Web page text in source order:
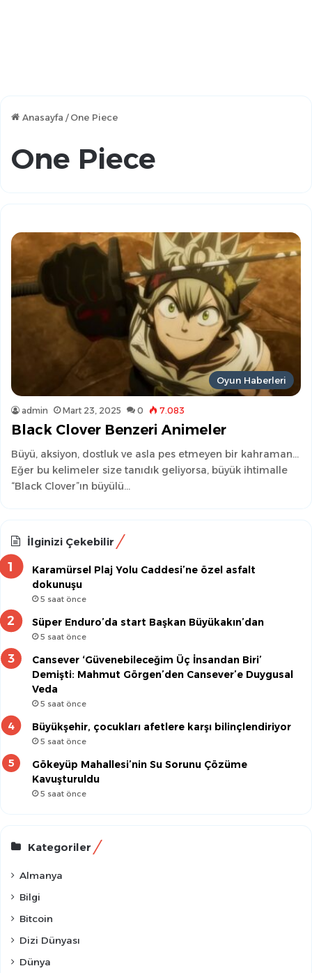
Anasayfa / One Piece
One Piece
Oyun Haberleri
admin Mart 23, 2025 0 7.083
Black Clover Benzeri Animeler
Büyü, aksiyon, dostluk ve asla pes etmeyen bir kahraman…
Eğer bu kelimeler size tanıdık geliyorsa, büyük ihtimalle
“Black Clover”ın büyülü…
İlginizi Çekebilir
Karamürsel Plaj Yolu Caddesi’ne özel asfalt
dokunuşu
5 saat önce
Süper Enduro’da start Başkan Büyükakın’dan
5 saat önce
Cansever ‘Güvenebileceğim Üç İnsandan Biri’
Demişti: Mahmut Görgen’den Cansever’e Duygusal
Veda
5 saat önce
Büyükşehir, çocukları afetlere karşı bilinçlendiriyor
5 saat önce
Gökeyüp Mahallesi’nin Su Sorunu Çözüme
Kavuşturuldu
5 saat önce
Kategoriler
Almanya
Bilgi
Bitcoin
Dizi Dünyası
Dünya